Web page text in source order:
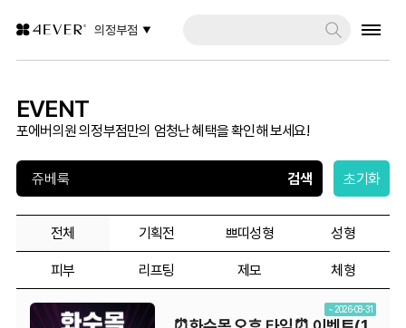
의정부점
EVENT
포에버의원 의정부점만의 엄청난 혜택을 확인해 보세요!
초기화
전체 기획전 쁘띠성형 성형
피부 리프팅 제모 체형
~ 2026-08-31